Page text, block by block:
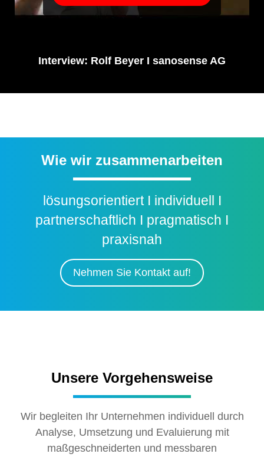
Interview: Rolf Beyer I sanosense AG
Wie wir zusammenarbeiten
lösungsorientiert I individuell I
partnerschaftlich I pragmatisch I
praxisnah
Nehmen Sie Kontakt auf!
Unsere Vorgehensweise
Wir begleiten Ihr Unternehmen individuell durch
Analyse, Umsetzung und Evaluierung mit
maßgeschneiderten und messbaren